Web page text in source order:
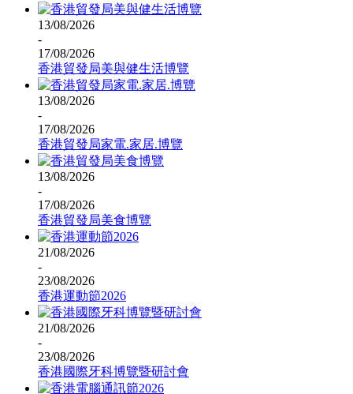
13/08/2026
-
17/08/2026
香港貿發局美與健生活博覽
13/08/2026
-
17/08/2026
香港貿發局家電.家居.博覽
13/08/2026
-
17/08/2026
香港貿發局美食博覽
21/08/2026
-
23/08/2026
香港運動節2026
21/08/2026
-
23/08/2026
香港國際牙科博覽暨研討會